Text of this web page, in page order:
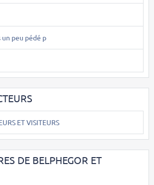
un peu pédé p
ET VISITEURS
DE BELPHEGOR ET